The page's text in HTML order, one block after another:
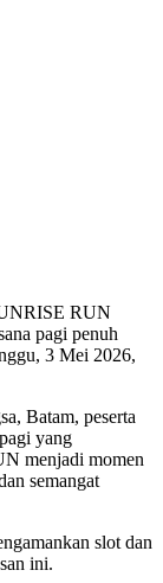
RUN
pagi penuh
3 Mei 2026,
Batam, peserta
yang
menjadi momen
semangat
slot dan
ini.